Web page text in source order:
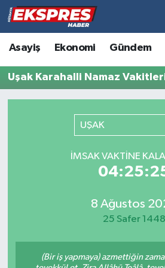
Asayiş Ekonomi Gündem
Uşak Karahalli Namaz
UŞAK
İMSAK VAKTINE
8 Ağustos
25 Safer 1448
(Bir iş yapmaya) azmettiğin
Altıntaş
Asayiş
Biyografiler
Çavdarhisar
Dumlupınar
Hava Durumu
Trafik Durumu
Tüm Manşetler
Son Dakika Haberleri